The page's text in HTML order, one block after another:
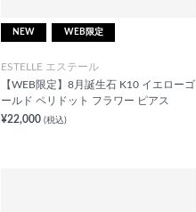
NEW WEB限定
ESTELLE エステール
【WEB限定】8月誕生石 K10 イエローゴ
ールド ペリドット フラワー ピアス
¥22,000 (税込)